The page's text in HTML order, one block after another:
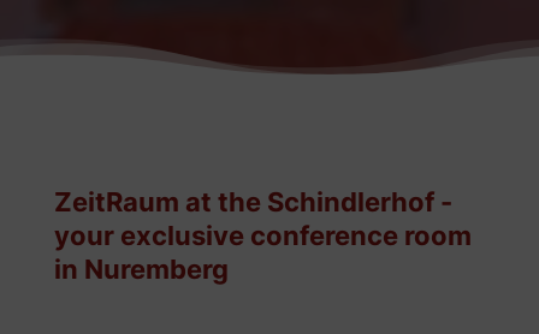
ZeitRaum at the Schindlerhof -
your exclusive conference room
in Nuremberg